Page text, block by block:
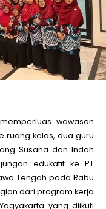
wawasan
ruang kelas, dua guru
Susana dan Indah
edukatif ke PT
Tengah pada Rabu
dari program kerja
yang diikuti